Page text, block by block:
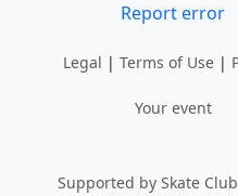
Report error
Legal | Terms of Use |
Your event
Supported by Skate